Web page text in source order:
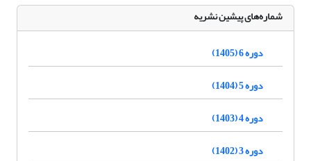
شماره‌های پیشین نشریه
دوره 6 (1405)
دوره 5 (1404)
دوره 4 (1403)
دوره 3 (1402)